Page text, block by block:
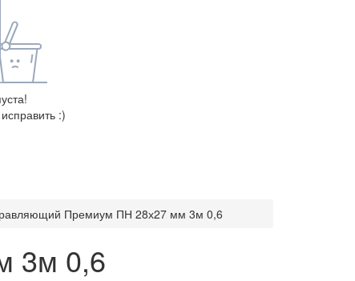
:)
Премиум ПН 28х27 мм 3м 0,6
3м 0,6